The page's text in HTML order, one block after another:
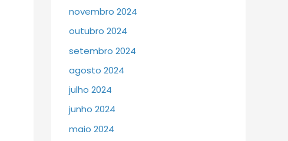
novembro 2024
outubro 2024
setembro 2024
agosto 2024
julho 2024
junho 2024
maio 2024